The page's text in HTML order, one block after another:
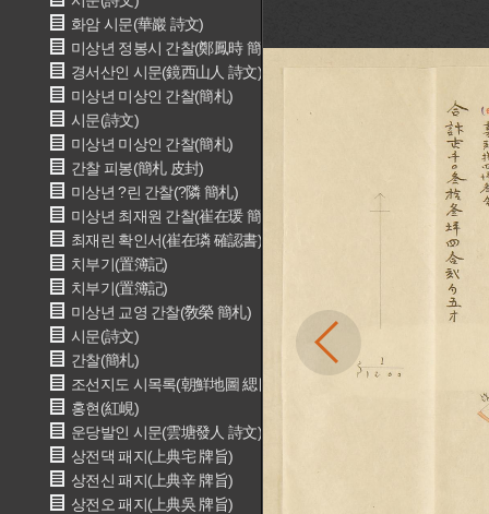
화암 시문(華巖 詩文)
미상년 정봉시 간찰(鄭鳳時 簡札)
경서산인 시문(鏡西山人 詩文)
미상년 미상인 간찰(簡札)
시문(詩文)
미상년 미상인 간찰(簡札)
간찰 피봉(簡札 皮封)
미상년 ?린 간찰(?隣 簡札)
미상년 최재원 간찰(崔在瑗 簡札)
최재린 확인서(崔在璘 確認書)
치부기(置簿記)
치부기(置簿記)
미상년 교영 간찰(敎榮 簡札)
시문(詩文)
간찰(簡札)
조선지도 시목록(朝鮮地圖 緦目錄)
홍현(紅峴)
운당발인 시문(雲塘發人 詩文)
상전댁 패지(上典宅 牌旨)
상전신 패지(上典辛 牌旨)
상전오 패지(上典吳 牌旨)